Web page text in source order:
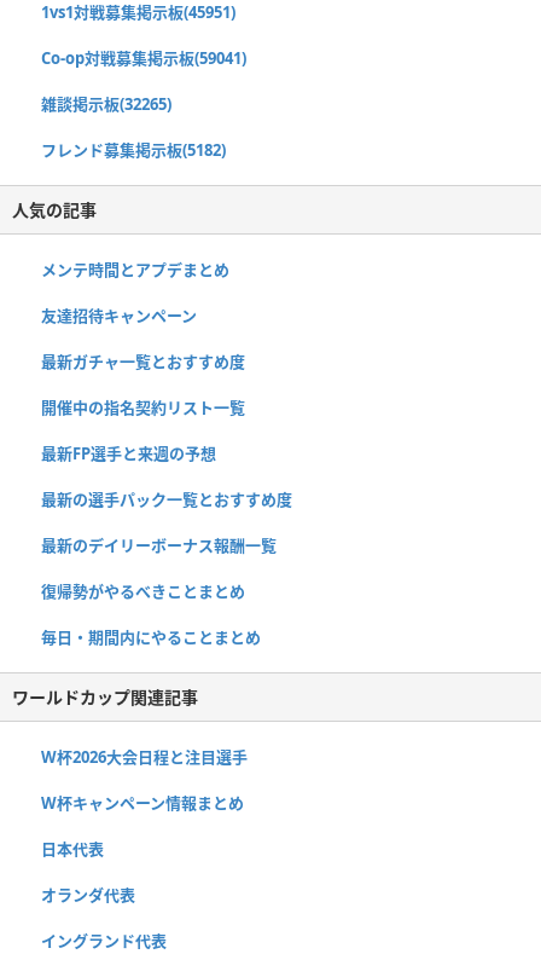
1vs1対戦募集掲示板(45951)
Co-op対戦募集掲示板(59041)
雑談掲示板(32265)
フレンド募集掲示板(5182)
人気の記事
メンテ時間とアプデまとめ
友達招待キャンペーン
最新ガチャ一覧とおすすめ度
開催中の指名契約リスト一覧
最新FP選手と来週の予想
最新の選手パック一覧とおすすめ度
最新のデイリーボーナス報酬一覧
復帰勢がやるべきことまとめ
毎日・期間内にやることまとめ
ワールドカップ関連記事
W杯2026大会日程と注目選手
W杯キャンペーン情報まとめ
日本代表
オランダ代表
イングランド代表